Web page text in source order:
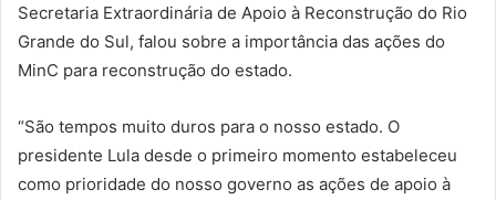
Secretaria Extraordinária de Apoio à Reconstrução do Rio
Grande do Sul, falou sobre a importância das ações do
MinC para reconstrução do estado.
“São tempos muito duros para o nosso estado. O
presidente Lula desde o primeiro momento estabeleceu
como prioridade do nosso governo as ações de apoio à